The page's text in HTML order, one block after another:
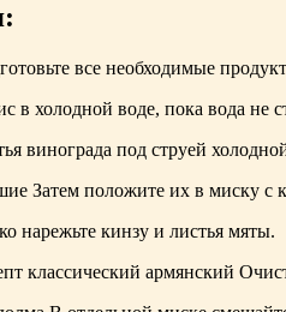
все необходимые
в холодной воде, пока вода не
винограда под струей
Затем положите их в миску с
нарежьте кинзу и листья мяты.